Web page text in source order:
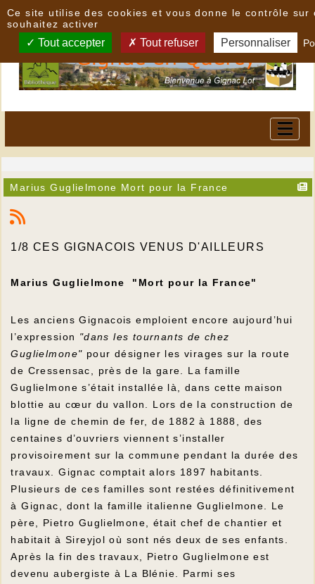
Marius Guglielmone Mort pour la France
1/8 CES GIGNACOIS VENUS D'AILLEURS
Marius Guglielmone "Mort pour la France"
Les anciens Gignacois emploient encore aujourd’hui
l’expression "dans les tournants de chez
Guglielmone" pour désigner les virages sur la route
de Cressensac, près de la gare. La famille
Guglielmone s’était installée là, dans cette maison
blottie au cœur du vallon. Lors de la construction de
la ligne de chemin de fer, de 1882 à 1888, des
centaines d’ouvriers viennent s’installer
provisoirement sur la commune pendant la durée des
travaux. Gignac comptait alors 1897 habitants.
Plusieurs de ces familles sont restées définitivement
à Gignac, dont la famille italienne Guglielmone. Le
père, Pietro Guglielmone, était chef de chantier et
habitait à Sireyjol où sont nés deux de ses enfants.
Après la fin des travaux, Pietro Guglielmone est
devenu aubergiste à La Blénie. Parmi ses
Ce site utilise des cookies et vous donne le contrôle sur
souhaitez activer
Tout accepter Tout refuser Personnaliser